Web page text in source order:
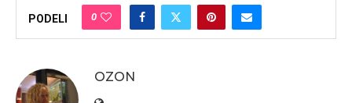
PODELI 0
OZON